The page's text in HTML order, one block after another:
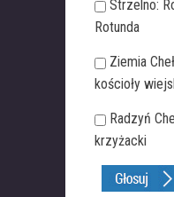
Strzelno:
Rotunda
Ziemia
kościoły
Radzyń
krzyżacki